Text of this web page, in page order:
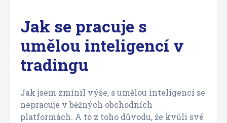
Jak se pracuje s
umělou inteligencí v
tradingu
Jak jsem zmínil výše, s umělou inteligencí se
nepracuje v běžných obchodních
platformách. A to z toho důvodu, že kvůli své